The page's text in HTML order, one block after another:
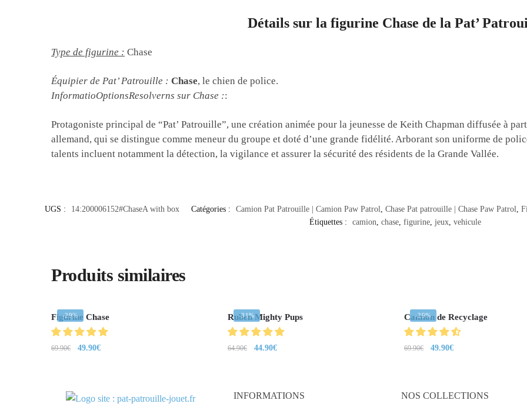
Détails sur la figurine Chase de la Pat’
Type de figurine : Chase
Équipier de Pat’ Patrouille : Chase, le chien de police.
InformatioOptionsResolverns sur Chase ::
Protagoniste principal de “Pat’ Patrouille”, une création animée pour la jeunesse de Keith Chapman diffusée à
allemand, qui se distingue comme meneur du groupe et doté d’une grande fidélité. Arborant son uniforme de
talents incluent notamment la détection, la vigilance et assurer la sécurité des résidents de la Grande Vallée.
UGS : 14:200006152#ChaseA with box Catégories : Camion Pat Patrouille | Camion Paw Patrol Chase Pat patrouille | Chase Paw Patrol
Étiquettes :
camion chase figurine jeux vehicule
Produits similaires
-29%
Figurine Chase
69.90€ 49.90€
-31%
Ruben Mighty Pups
64.90€ 44.90€
-29%
Camion de Recyclage
69.90€ 49.90€
INFORMATIONS NOS COLLECTIONS